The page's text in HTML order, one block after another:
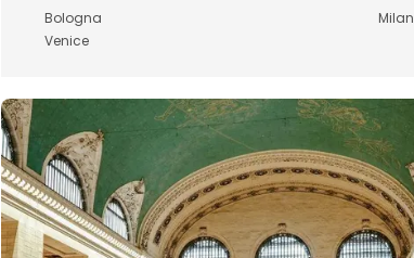
Bologna Milan
Venice